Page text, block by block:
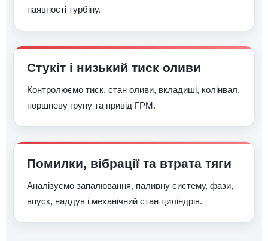
наявності турбіну.
Стукіт і низький тиск оливи
Контролюємо тиск, стан оливи, вкладиші, колінвал,
поршневу групу та привід ГРМ.
Помилки, вібрації та втрата тяги
Аналізуємо запалювання, паливну систему, фази,
впуск, наддув і механічний стан циліндрів.